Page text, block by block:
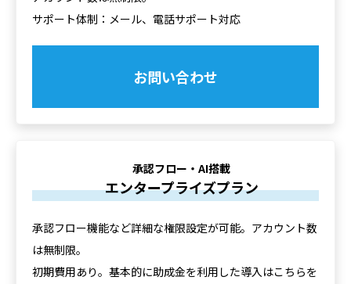
サポート体制：メール、電話サポート対応
お問い合わせ
承認フロー・AI搭載
エンタープライズプラン
承認フロー機能など詳細な権限設定が可能。アカウント数
は無制限。
初期費用あり。基本的に助成金を利用した導入はこちらを